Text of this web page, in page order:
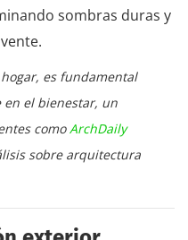
sombras duras y
es fundamental
en el bienestar, un
comoArchDaily
sobre arquitectura